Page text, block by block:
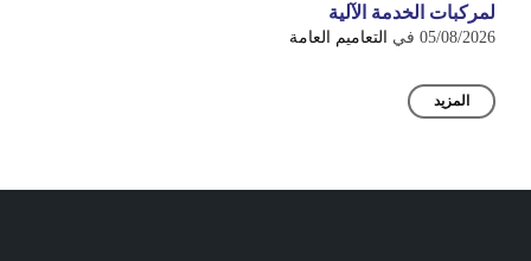
لمركبات الخدمة الآلية
05/08/2026 في التعاميم العامة
المزيد